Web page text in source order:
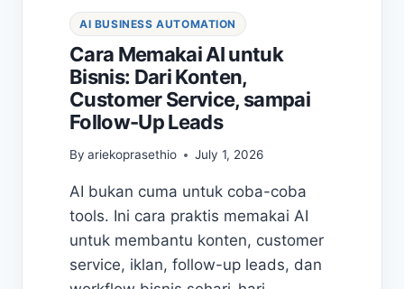
AI BUSINESS AUTOMATION
Cara Memakai AI untuk
Bisnis: Dari Konten,
Customer Service, sampai
Follow-Up Leads
By ariekoprasethio July 1, 2026
AI bukan cuma untuk coba-coba
tools. Ini cara praktis memakai AI
untuk membantu konten, customer
service, iklan, follow-up leads, dan